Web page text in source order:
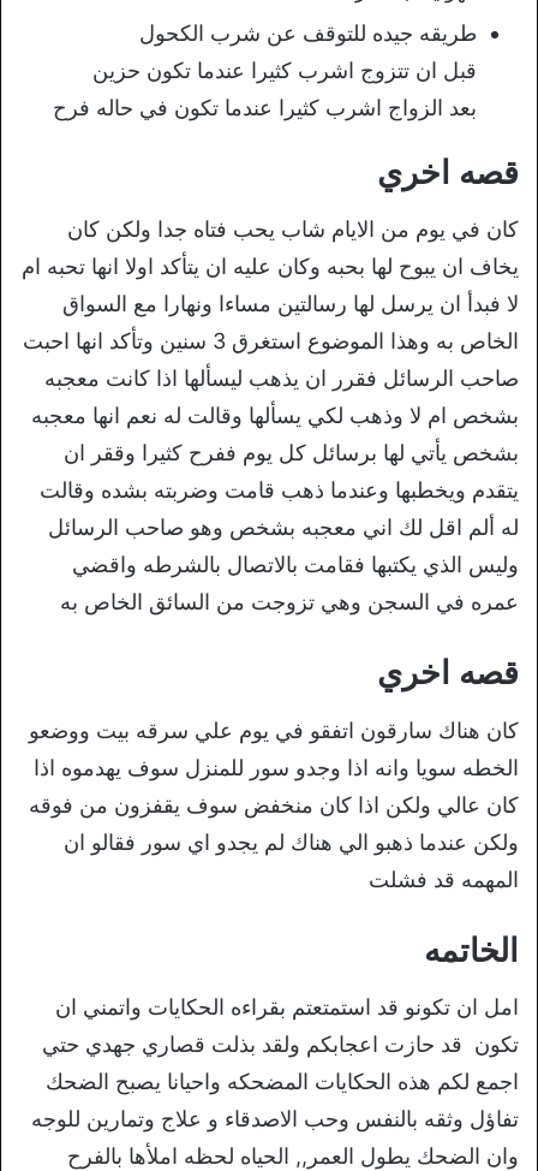
طريقه جيده للتوقف عن شرب الكحول
قبل ان تتزوج اشرب كثيرا عندما تكون حزين
بعد الزواج اشرب كثيرا عندما تكون في حاله فرح
قصه اخري
كان في يوم من الايام شاب يحب فتاه جدا ولكن كان
يخاف ان يبوح لها بحبه وكان عليه ان يتأكد اولا انها تحبه ام
لا فبدأ ان يرسل لها رسالتين مساءا ونهارا مع السواق
الخاص به وهذا الموضوع استغرق 3 سنين وتأكد انها احبت
صاحب الرسائل فقرر ان يذهب ليسألها اذا كانت معجبه
بشخص ام لا وذهب لكي يسألها وقالت له نعم انها معجبه
بشخص يأتي لها برسائل كل يوم ففرح كثيرا وققر ان
يتقدم ويخطبها وعندما ذهب قامت وضربته بشده وقالت
له ألم اقل لك اني معجبه بشخص وهو صاحب الرسائل
وليس الذي يكتبها فقامت بالاتصال بالشرطه واقضي
عمره في السجن وهي تزوجت من السائق الخاص به
قصه اخري
كان هناك سارقون اتفقو في يوم علي سرقه بيت ووضعو
الخطه سويا وانه اذا وجدو سور للمنزل سوف يهدموه اذا
كان عالي ولكن اذا كان منخفض سوف يقفزون من فوقه
ولكن عندما ذهبو الي هناك لم يجدو اي سور فقالو ان
المهمه قد فشلت
الخاتمه
امل ان تكونو قد استمتعتم بقراءه الحكايات واتمني ان
تكون قد حازت اعجابكم ولقد بذلت قصاري جهدي حتي
اجمع لكم هذه الحكايات المضحكه واحيانا يصبح الضحك
تفاؤل وثقه بالنفس وحب الاصدقاء و علاج وتمارين للوجه
وان الضحك يطول العمر,, الحياه لحظه املأها بالفرح